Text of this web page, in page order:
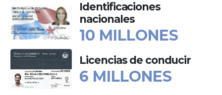
Identificaciones
nacionales
10 MILLONES
Licencias de conducir
6 MILLONES